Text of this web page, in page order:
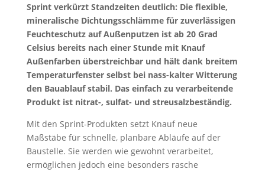
Sprint verkürzt Standzeiten deutlich: Die flexible,
mineralische Dichtungsschlämme für zuverlässigen
Feuchteschutz auf Außenputzen ist ab 20 Grad
Celsius bereits nach einer Stunde mit Knauf
Außenfarben überstreichbar und hält dank breitem
Temperaturfenster selbst bei nass-kalter Witterung
den Bauablauf stabil. Das einfach zu verarbeitende
Produkt ist nitrat-, sulfat- und streusalzbeständig.
Mit den Sprint-Produkten setzt Knauf neue
Maßstäbe für schnelle, planbare Abläufe auf der
Baustelle. Sie werden wie gewohnt verarbeitet,
ermöglichen jedoch eine besonders rasche